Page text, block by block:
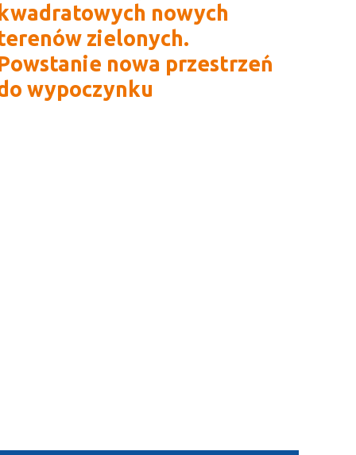
kwadratowych nowych
zielonych.
nowa przestrzeń
wypoczynku